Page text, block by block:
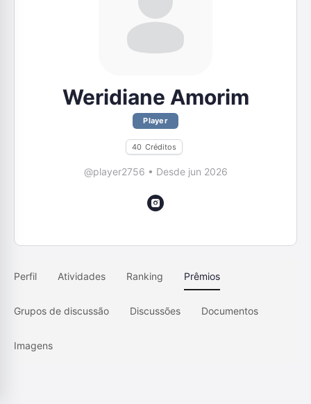
Weridiane Amorim
Player
40 Créditos
@player2756 • Desde jun 2026
Perfil Atividades Ranking Prêmios
Grupos de discussão Discussões Documentos
Imagens